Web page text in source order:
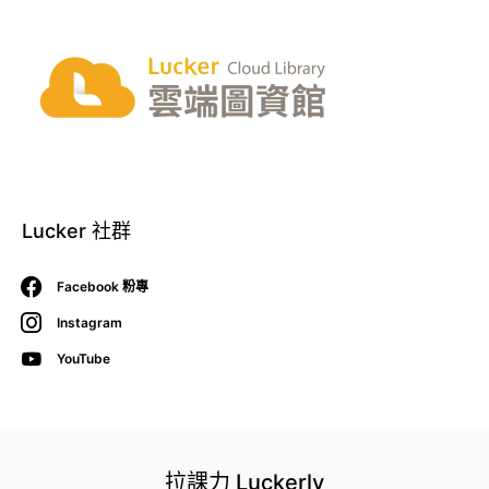
Lucker 社群
Facebook 粉專
Instagram
YouTube
拉課力 Luckerly